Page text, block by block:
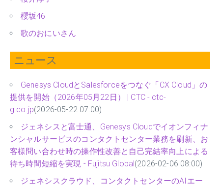
櫻坂46
歌のおにいさん
ニュース
Genesys CloudとSalesforceをつなぐ「CX Cloud」の
提供を開始（2026年05月22日） | CTC - ctc-
g.co.jp(2026-05-22 07:00)
ジェネシスと富士通、Genesys Cloudでイオンフィナ
ンシャルサービスのコンタクトセンター業務を刷新、お
客様問い合わせ時の操作性改善と自己完結率向上による
待ち時間短縮を実現 - Fujitsu Global (2026-02-06 08:00)
ジェネシスクラウド、コンタクトセンターのAIエー